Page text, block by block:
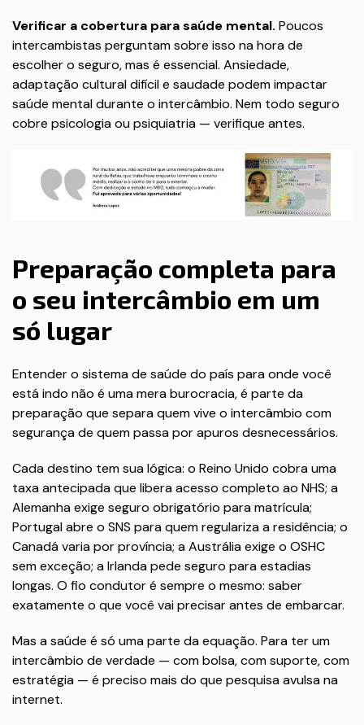
Verificar a cobertura para saúde mental. Poucos
intercambistas perguntam sobre isso na hora de
escolher o seguro, mas é essencial. Ansiedade,
adaptação cultural difícil e saudade podem impactar
saúde mental durante o intercâmbio. Nem todo seguro
cobre psicologia ou psiquiatria — verifique antes.
Preparação completa para
o seu intercâmbio em um
só lugar
Entender o sistema de saúde do país para onde você
está indo não é uma mera burocracia, é parte da
preparação que separa quem vive o intercâmbio com
segurança de quem passa por apuros desnecessários.
Cada destino tem sua lógica: o Reino Unido cobra uma
taxa antecipada que libera acesso completo ao NHS; a
Alemanha exige seguro obrigatório para matrícula;
Portugal abre o SNS para quem regulariza a residência; o
Canadá varia por província; a Austrália exige o OSHC
sem exceção; a Irlanda pede seguro para estadias
longas. O fio condutor é sempre o mesmo: saber
exatamente o que você vai precisar antes de embarcar.
Mas a saúde é só uma parte da equação. Para ter um
intercâmbio de verdade — com bolsa, com suporte, com
estratégia — é preciso mais do que pesquisa avulsa na
internet.